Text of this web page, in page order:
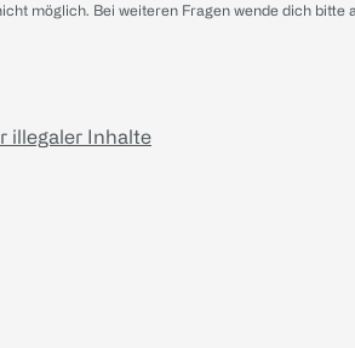
möglich. Bei weiteren Fragen wende dich bitte
illegaler Inhalte